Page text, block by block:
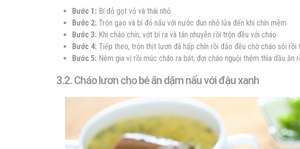
Bước 1: Bí đỏ gọt vỏ và thái nhỏ
Bước 2: Trộn gạo và bí đỏ nấu với nước đun nhỏ lửa đến khi chín mềm
Bước 3: Khi cháo chín, vớt bí ra và tán nhuyễn rồi trộn đều với cháo
Bước 4: Tiếp theo, trộn thịt lươn đã hấp chín rồi đảo đều chờ cháo sôi rồi
Bước 5: Nêm gia vị rồi múc cháo ra bát, đợi cháo nguội thêm thìa dầu ăn
3.2. Cháo lươn cho bé ăn dặm nấu với đậu xanh